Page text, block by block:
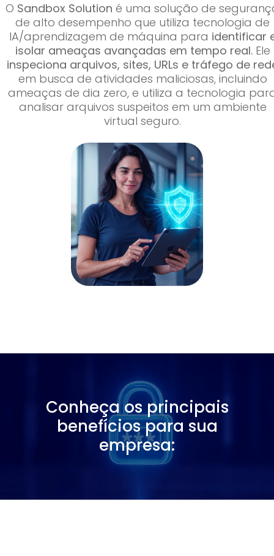
O Sandbox Solution é uma solução de
de alto desempenho que utiliza tecnologia de
IA/aprendizagem de máquina para identificar
isolar ameaças avançadas em tempo real.Ele
inspeciona arquivos, sites, URLs e tráfego de
em busca de atividades maliciosas, incluindo
ameaças de dia zero, e utiliza a tecnologia
analisar arquivos suspeitos em um ambiente
virtual seguro.
Conheça os principais
benefícios para sua
empresa: